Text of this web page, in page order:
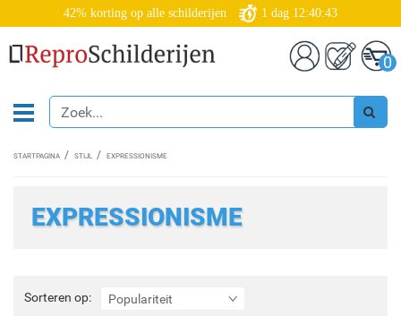
42% korting op alle schilderijen 1 dag 12:40:41
0
STARTPAGINA STIJL EXPRESSIONISME
EXPRESSIONISME
Sorteren op: Populariteit
Sorteren
op: